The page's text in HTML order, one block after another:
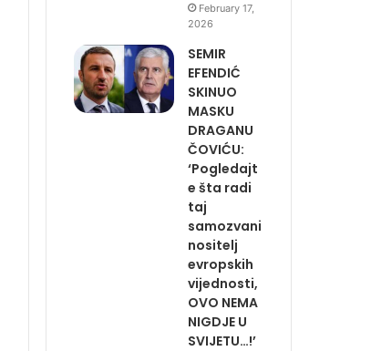
February 17,
2026
SEMIR
EFENDIĆ
SKINUO
MASKU
DRAGANU
ČOVIĆU:
‘Pogledajt
e šta radi
taj
samozvani
nositelj
evropskih
vijednosti,
OVO NEMA
NIGDJE U
SVIJETU…!’